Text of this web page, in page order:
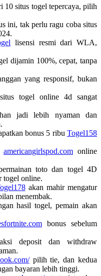
10 situs togel tepercaya, pilih
ini, tak perlu ragu coba situs
lisensi resmi dari WLA,
dijamin 100%, cepat, tanpa
yang responsif, bukan
togel online 4d sangat
jadi lebih nyaman dan
bonus 5 ribu Togel158
americangirlspod.com online
toto dan togel 4D
togel online.
akan mahir mengatur
menembak.
hasil togel, pemain akan
bonus sebelum
deposit dan withdraw
pilih tie, dan kedua
bayaran lebih tinggi.